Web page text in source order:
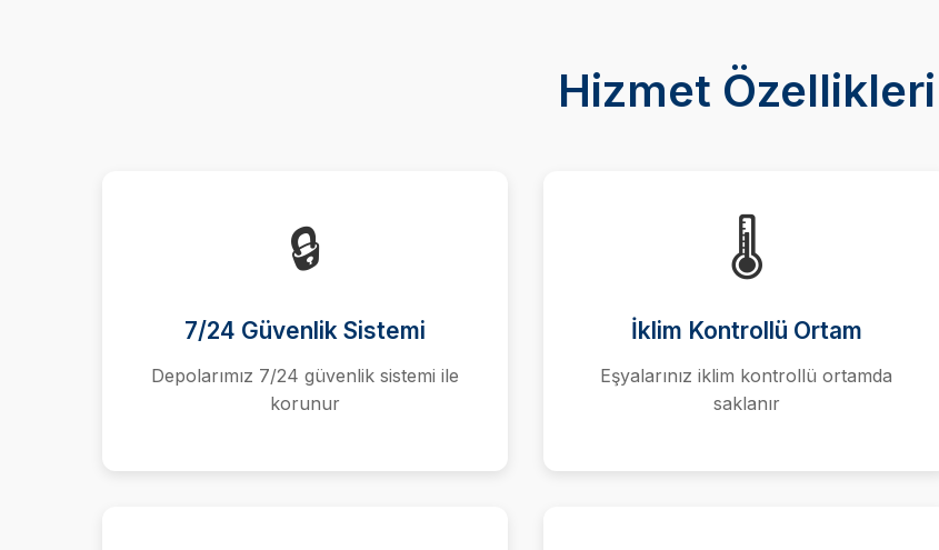
Hizmet Özellikleri
🔒
7/24 Güvenlik Sistemi
Depolarımız 7/24 güvenlik sistemi ile
korunur
🌡️
İklim Kontrollü Ortam
Eşyalarınız iklim kontrollü ortamda
saklanır